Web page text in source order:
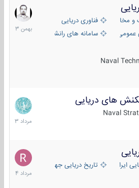
مخابرات دریاییفناوری دریایی
سامانه های رانشی دریایی
Naval
6
بهمن
1403
های دریایی
Naval
2
مرداد
1403
ایران تاریخ دریایی جهان
16
مرداد
1404